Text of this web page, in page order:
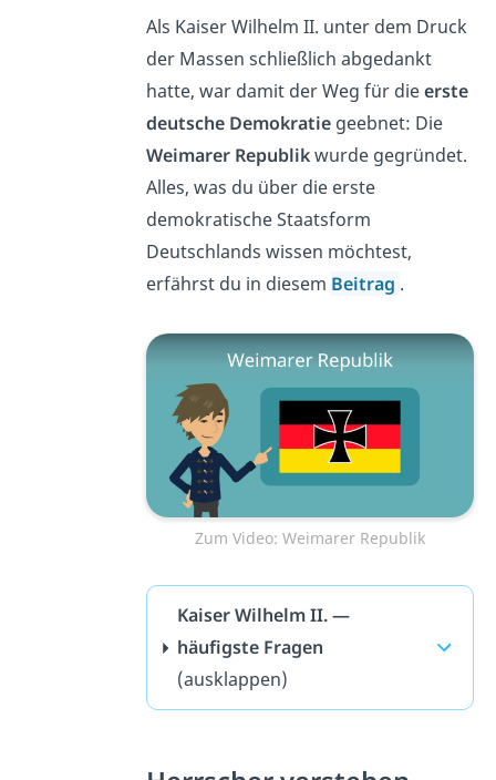
Als Kaiser Wilhelm II. unter dem Druck
der Massen schließlich abgedankt
hatte, war damit der Weg für dieerste
deutsche Demokratie geebnet: Die
Weimarer Republikwurde gegründet.
Alles, was du über die erste
demokratische Staatsform
Deutschlands wissen möchtest,
erfährst du in diesem Beitrag .
Zum Video: Weimarer Republik
Kaiser Wilhelm II. —
häufigste Fragen
(ausklappen)